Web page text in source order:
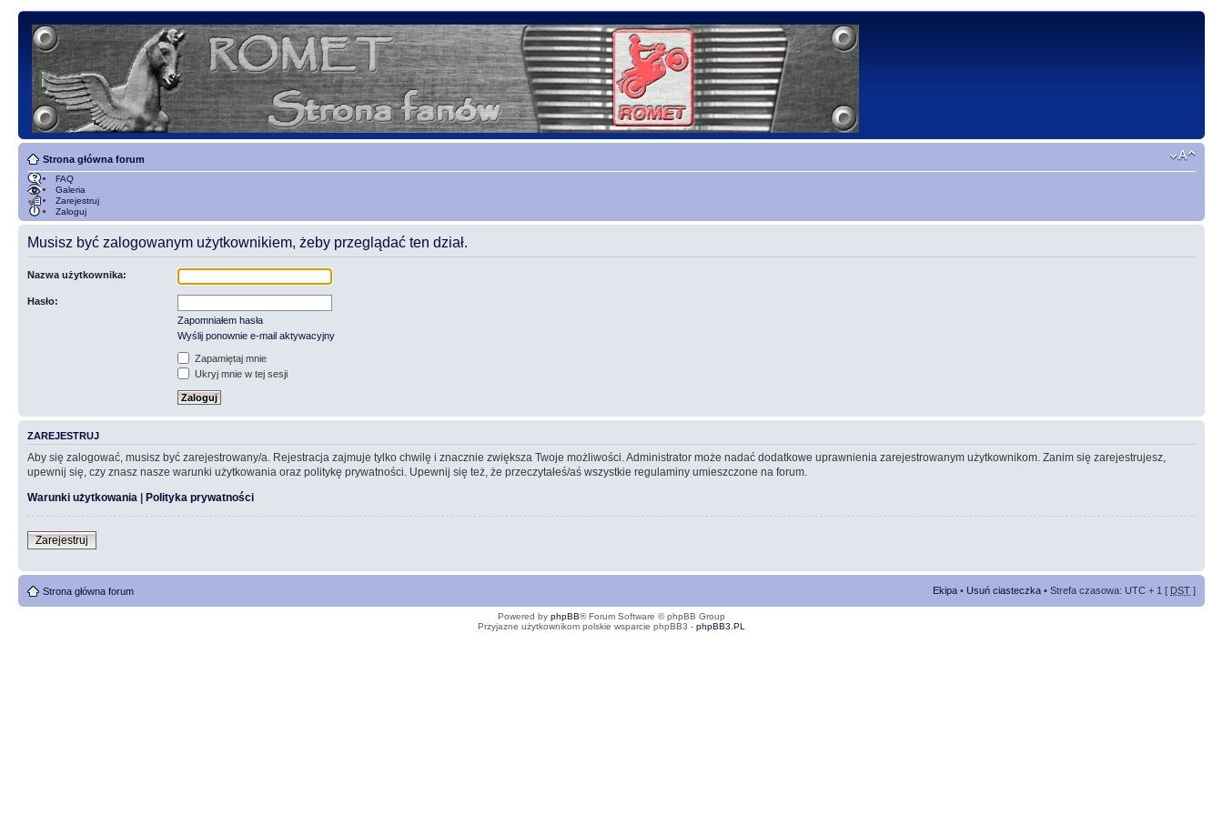
Strona główna forum
FAQ
Galeria
Zarejestruj
Zaloguj
Musisz być zalogowanym użytkownikiem, żeby przeglądać ten dział.
Nazwa użytkownika:
Hasło:
Zapomniałem hasła
Wyślij ponownie e-mail aktywacyjny
Zapamiętaj mnie
Ukryj mnie w tej sesji
ZAREJESTRUJ
Aby się zalogować, musisz być zarejestrowany/a. Rejestracja zajmuje tylko chwilę i znacznie zwiększa Twoje możliwości. Administrator może nadać dodatkowe uprawnienia zarejestrowanym użytkownikom. Zanim się zarejestrujesz,
upewnij się, czy znasz nasze warunki użytkowania oraz politykę prywatności. Upewnij się też, że przeczytałeś/aś wszystkie regulaminy umieszczone na forum.
Warunki użytkowania | Polityka prywatności
Zarejestruj
Strona główna forum Ekipa • Usuń ciasteczka • Strefa czasowa: UTC + 1 [ DST ]
Powered by phpBB® Forum Software © phpBB Group
Przyjazne użytkownikom polskie wsparcie phpBB3 - phpBB3.PL